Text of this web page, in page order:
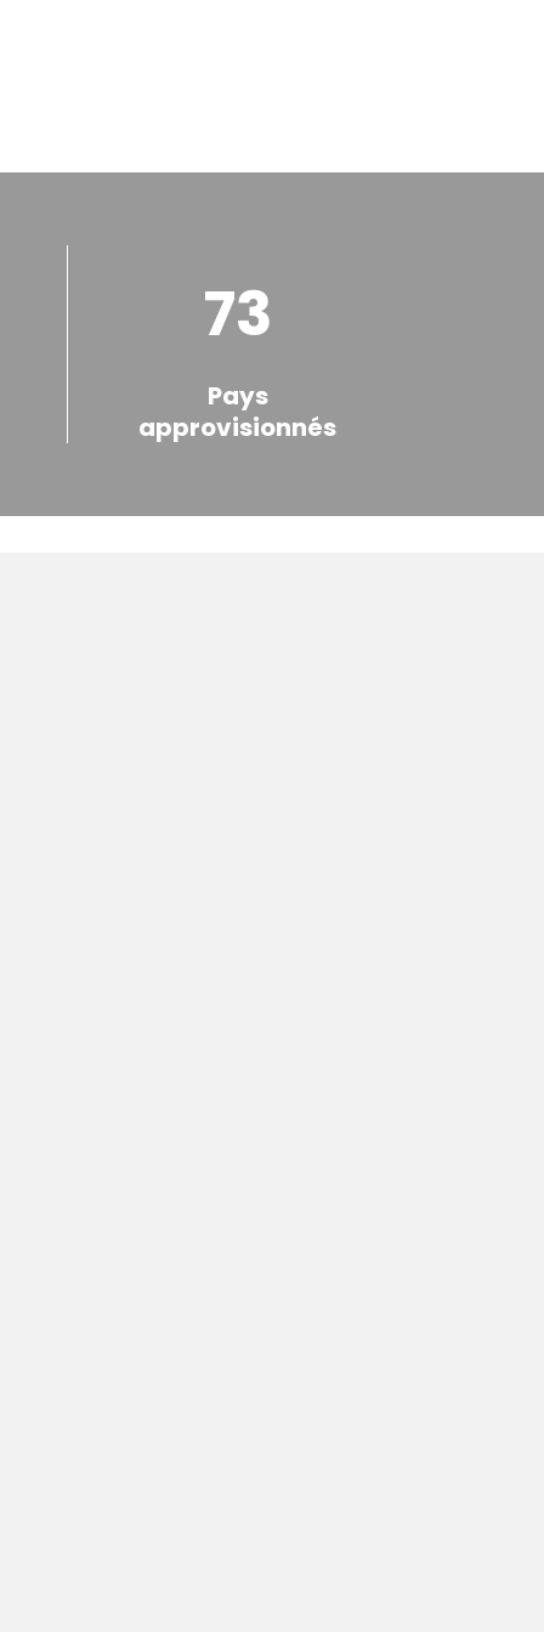
73
Pays
approvisionnés